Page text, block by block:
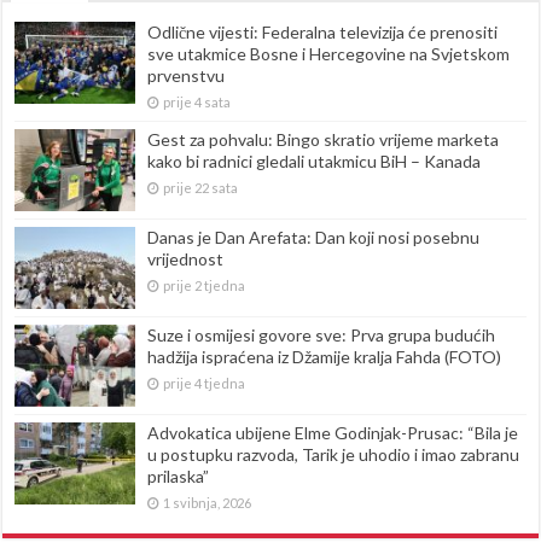
Odlične vijesti: Federalna televizija će prenositi
sve utakmice Bosne i Hercegovine na Svjetskom
prvenstvu
prije 4 sata
Gest za pohvalu: Bingo skratio vrijeme marketa
kako bi radnici gledali utakmicu BiH – Kanada
prije 22 sata
Danas je Dan Arefata: Dan koji nosi posebnu
vrijednost
prije 2 tjedna
Suze i osmijesi govore sve: Prva grupa budućih
hadžija ispraćena iz Džamije kralja Fahda (FOTO)
prije 4 tjedna
Advokatica ubijene Elme Godinjak-Prusac: “Bila je
u postupku razvoda, Tarik je uhodio i imao zabranu
prilaska”
1 svibnja, 2026